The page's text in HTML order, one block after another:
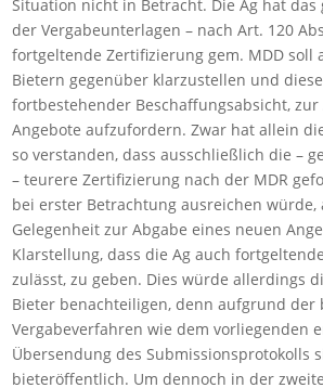
Situation nicht in Betracht. Die Ag hat das
der Vergabeunterlagen – nach Art. 120
fortgeltende Zertifizierung gem. MDD soll
Bietern gegenüber klarzustellen und
fortbestehender Beschaffungsabsicht,
Angebote aufzufordern. Zwar hat allein
so verstanden, dass ausschließlich die –
– teurere Zertifizierung nach der MDR
bei erster Betrachtung ausreichen würde,
Gelegenheit zur Abgabe eines neuen
Klarstellung, dass die Ag auch
zulässt, zu geben. Dies würde allerdings
Bieter benachteiligen, denn aufgrund der
Vergabeverfahren wie dem vorliegenden
Übersendung des Submissionsprotokolls
bieteröffentlich. Um dennoch in der